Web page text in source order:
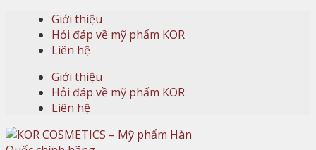
content
Giới thiệu
Hỏi đáp về mỹ phẩm KOR
Liên hệ
Giới thiệu
Hỏi đáp về mỹ phẩm KOR
Liên hệ